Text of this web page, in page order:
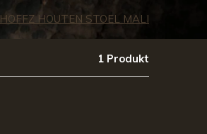
HOFFZ HOUTEN STOEL MALI
1 Produkt